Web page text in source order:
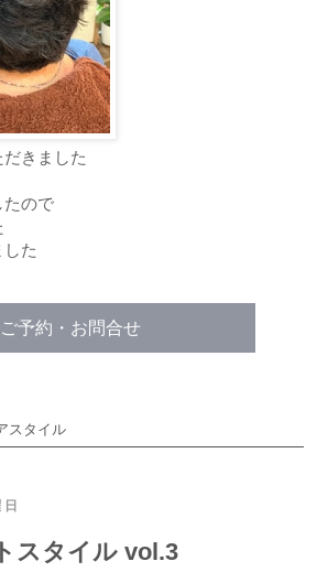
きました
たので
た
ご予約・お問合せ
スタイル
スタイル vol.3